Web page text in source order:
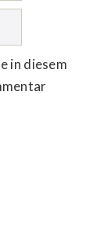
in diesem